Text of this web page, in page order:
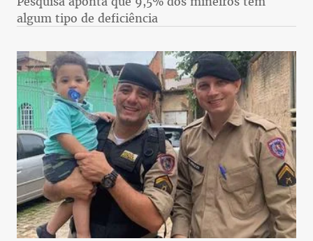
algum tipo de deficiência